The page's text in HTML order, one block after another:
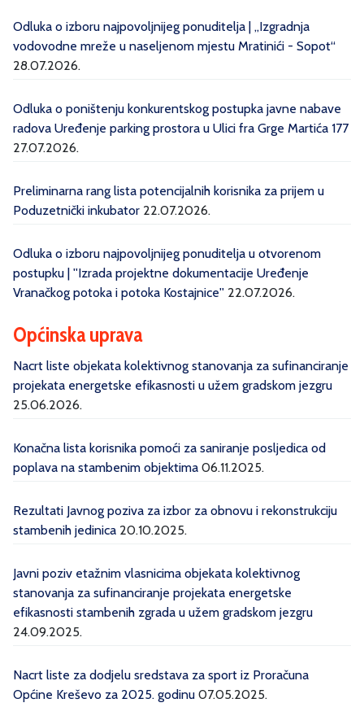
Odluka o izboru najpovoljnijeg ponuditelja | „Izgradnja
vodovodne mreže u naseljenom mjestu Mratinići - Sopot“
28.07.2026.
Odluka o poništenju konkurentskog postupka javne nabave
radova Uređenje parking prostora u Ulici fra Grge Martića 177
27.07.2026.
Preliminarna rang lista potencijalnih korisnika za prijem u
Poduzetnički inkubator 22.07.2026.
Odluka o izboru najpovoljnijeg ponuditelja u otvorenom
postupku | ''Izrada projektne dokumentacije Uređenje
Vranačkog potoka i potoka Kostajnice'' 22.07.2026.
Općinska uprava
Nacrt liste objekata kolektivnog stanovanja za sufinanciranje
projekata energetske efikasnosti u užem gradskom jezgru
25.06.2026.
Konačna lista korisnika pomoći za saniranje posljedica od
poplava na stambenim objektima 06.11.2025.
Rezultati Javnog poziva za izbor za obnovu i rekonstrukciju
stambenih jedinica 20.10.2025.
Javni poziv etažnim vlasnicima objekata kolektivnog
stanovanja za sufinanciranje projekata energetske
efikasnosti stambenih zgrada u užem gradskom jezgru
24.09.2025.
Nacrt liste za dodjelu sredstava za sport iz Proračuna
Općine Kreševo za 2025. godinu 07.05.2025.